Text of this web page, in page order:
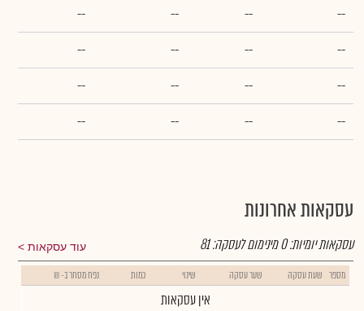
--
--
--
--
--
--
--
--
--
--
--
--
--
--
--
--
עסקאות אחרונות
עוד עסקאות עסקאות יומיות:0מינימום לעסקה:81
מספר שעת עסקה שער עסקה שינוי כמות נפח מסחר ב- ₪
אין עסקאות